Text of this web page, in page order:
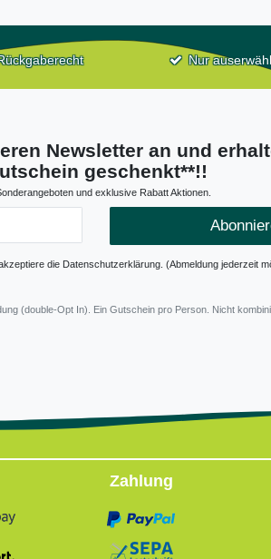
Nur
Newsletter an und
geschenkt**!!
und exklusive Rabatt Aktionen.
die Datenschutzerklärung. (Abmeldung jederzeit
(double-Opt In). Ein Gutschein pro Person. Nicht
Zahlung